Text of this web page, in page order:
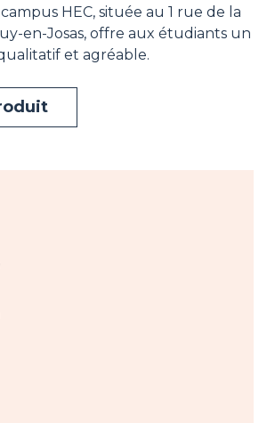
HEC, située au 1 rue de la
en-Josas, offre aux étudiants un
et agréable.